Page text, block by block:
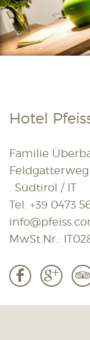
Hotel
Familie
Feldgatterweg
. Südtirol / IT
Tel. +39 0473
MwSt.Nr.:
b c 3